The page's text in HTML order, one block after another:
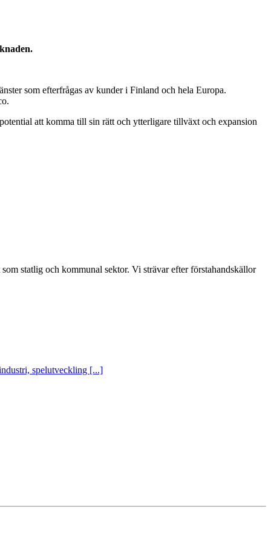
som efterfrågas av kunder i Finland och hela Europa.
att komma till sin rätt och ytterligare tillväxt och expansion
statlig och kommunal sektor. Vi strävar efter förstahandskällor
spelutveckling [...]